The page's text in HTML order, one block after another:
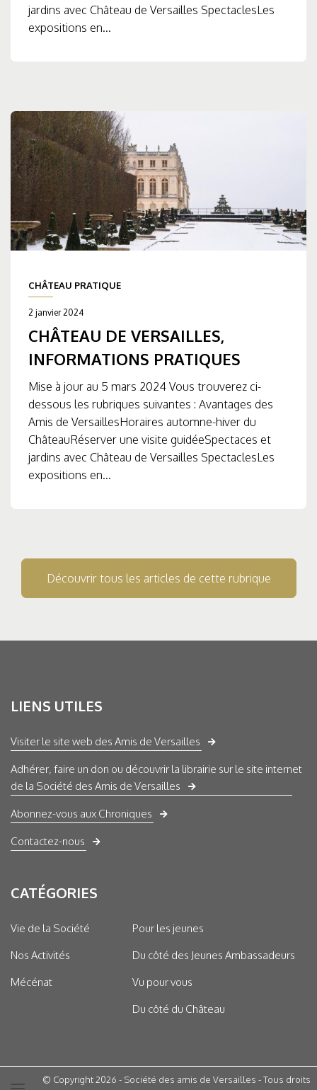
jardins avec Château de Versailles SpectaclesLes
expositions en...
CHÂTEAU PRATIQUE
2 janvier 2024
CHÂTEAU DE VERSAILLES,
INFORMATIONS PRATIQUES
Mise à jour au 5 mars 2024 Vous trouverez ci-
dessous les rubriques suivantes : Avantages des
Amis de VersaillesHoraires automne-hiver du
ChâteauRéserver une visite guidéeSpectaces et
jardins avec Château de Versailles SpectaclesLes
expositions en...
Découvrir tous les articles de cette rubrique
LIENS UTILES
Visiter le site web des Amis de Versailles
Adhérer, faire un don ou découvrir la librairie sur le site internet
de la Société des Amis de Versailles
Abonnez-vous aux Chroniques
Contactez-nous
CATÉGORIES
Vie de la Société
Nos Activités
Mécénat
Pour les jeunes
Du côté des Jeunes Ambassadeurs
Vu pour vous
Du côté du Château
© Copyright 2026 - Société des amis de Versailles - Tous droits